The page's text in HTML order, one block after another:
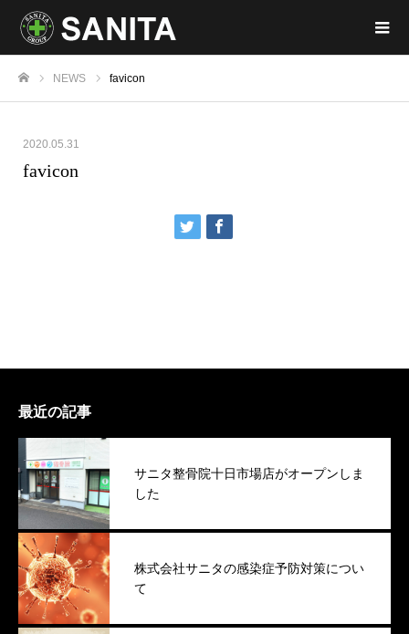
NEWS favicon
2020.05.31
favicon
最近の記事
サニタ整骨院十日市場店がオープンしま
した
株式会社サニタの感染症予防対策につい
て